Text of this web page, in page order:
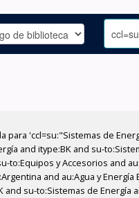
'ccl=su:"Sistemas de
and itype:BK and su-
to:Equipos y Accesorios and
and au:Agua y
and su-to:Sistemas de Energía